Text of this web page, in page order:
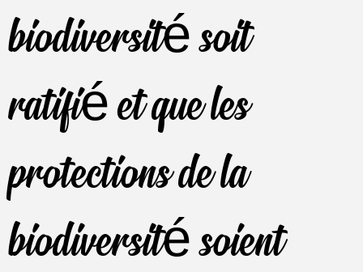
biodiversité soit
ratifié et que les
protections de la
biodiversité soient